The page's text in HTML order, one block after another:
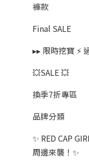
褲款
Final SALE
▸▸ 限時挖寶 ⚡️
💥SALE 💥
換季7折專區
品牌分類
✨ RED CAP
周邊來襲！✨